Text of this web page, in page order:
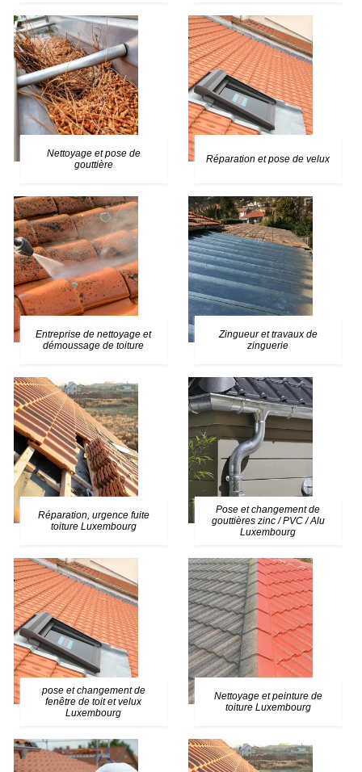
Nettoyage et pose de
gouttière
Réparation et pose de velux
Entreprise de nettoyage et
démoussage de toiture
Zingueur et travaux de
zinguerie
Réparation, urgence fuite
toiture Luxembourg
Pose et changement de
gouttières zinc / PVC / Alu
Luxembourg
pose et changement de
fenêtre de toit et velux
Luxembourg
Nettoyage et peinture de
toiture Luxembourg